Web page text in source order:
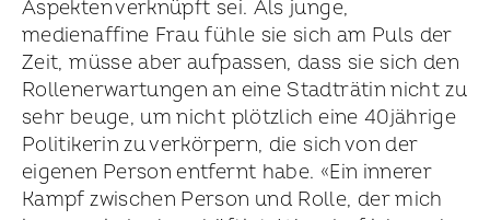
Aspekten verknüpft sei. Als junge,
medienaffine Frau fühle sie sich am Puls der
Zeit, müsse aber aufpassen, dass sie sich den
Rollen­erwartungen an eine Stadträtin nicht zu
sehr beuge, um nicht plötzlich eine 40jährige
Politikerin zu verkörpern, die sich von der
eigenen Person entfernt habe. «Ein innerer
Kampf zwischen Person und Rolle, der mich